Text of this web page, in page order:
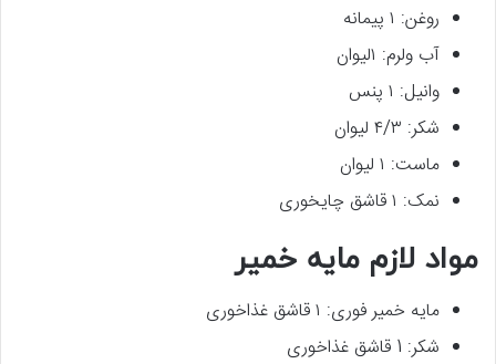
روغن: ۱ پیمانه
آب ولرم: ۱لیوان
وانیل: ۱ پنس
شکر: ۴/۳ لیوان
ماست: ۱ لیوان
نمک: ۱ قاشق چایخوری
مواد لازم مایه خمیر
مایه خمیر فوری: ۱ قاشق غذاخوری
شکر: 1 قاشق غذاخوری